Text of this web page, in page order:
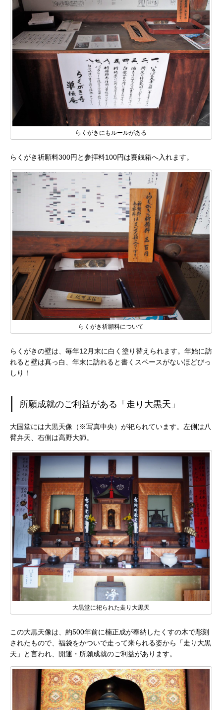
らくがきにもルールがある
らくがき祈願料300円と参拝料100円は賽銭箱へ入れます。
らくがき祈願料について
らくがきの壁は、毎年12月末に白く塗り替えられます。年始に訪
れると壁は真っ白、年末に訪れると書くスペースがないほどびっ
しり！
所願成就のご利益がある「走り大黒天」
大国堂には大黒天像（※写真中央）が祀られています。左側は八
臂弁天、右側は高野大師。
大黒堂に祀られた走り大黒天
この大黒天像は、約500年前に楠正成が奉納したくすの木で彫刻
されたもので、福袋をかついで走って来られる姿から「走り大黒
天」と言われ、開運・所願成就のご利益があります。